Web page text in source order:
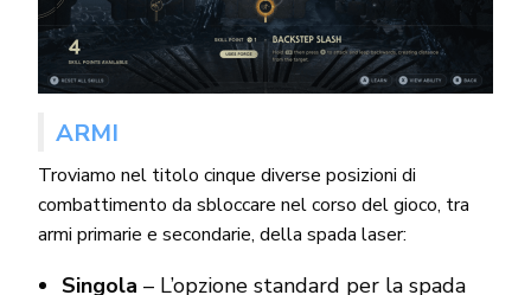
ARMI
Troviamo nel titolo cinque diverse posizioni di
combattimento da sbloccare nel corso del gioco, tra
armi primarie e secondarie, della spada laser:
Singola – L’opzione standard per la spada